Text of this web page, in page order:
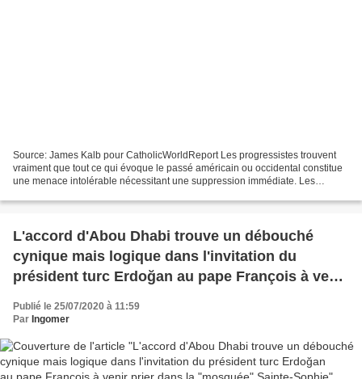
Source: James Kalb pour CatholicWorldReport Les progressistes trouvent
vraiment que tout ce qui évoque le passé américain ou occidental constitue
une menace intolérable nécessitant une suppression immédiate. Les
L'accord d'Abou Dhabi trouve un débouché
cynique mais logique dans l'invitation du
président turc Erdoğan au pape François à venir
Publié le 25/07/2020 à 11:59
Par Ingomer